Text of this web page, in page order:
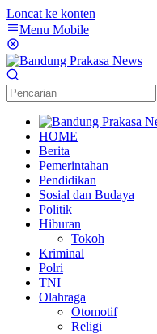
Loncat ke konten
Menu Mobile
HOME
Berita
Pemerintahan
Pendidikan
Sosial dan Budaya
Politik
Hiburan
Tokoh
Kriminal
Polri
TNI
Olahraga
Otomotif
Religi